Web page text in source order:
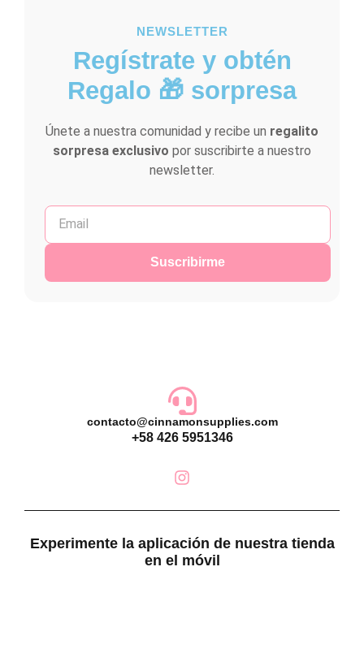
NEWSLETTER
Regístrate y obtén
Regalo 🎁 sorpresa
Únete a nuestra comunidad y recibe un regalito
sorpresa exclusivo por suscribirte a nuestro
newsletter.
Suscribirme
contacto@cinnamonsupplies.com
+58 426 5951346
Experimente la aplicación de nuestra tienda
en el móvil